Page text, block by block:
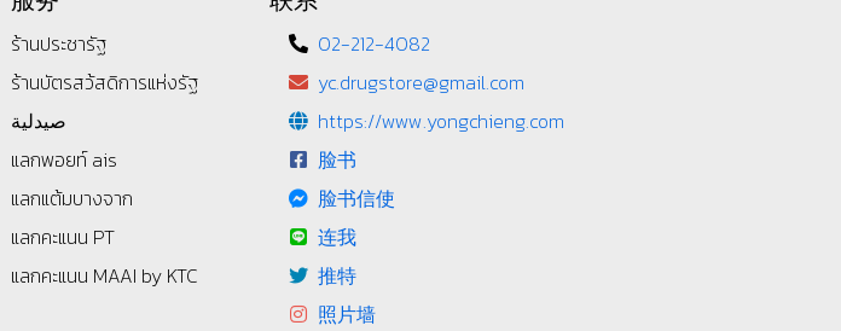
ร้านประชารัฐ
ร้านบัตรสว้สดิการแห่งรัฐ
صيدلية
แลกพอยท์ ais
แลกแต้มบางจาก
แลกคะแนน PT
แลกคะแนน MAAI by KTC
02-212-4082
yc.drugstore@gmail.com
https://www.yongchieng.com
脸书
脸书信使
连我
推特
照片墙